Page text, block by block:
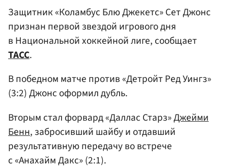
Защитник «Коламбус Блю Джекетс» Сет Джонс
признан первой звездой игрового дня
в Национальной хоккейной лиге, сообщает
ТАСС.
В победном матче против «Детройт Ред Уингз»
(3:2) Джонс оформил дубль.
Вторым стал форвард «Даллас Старз»Джейми
Бенн, забросивший шайбу и отдавший
результативную передачу во встрече
с «Анахайм Дакс» (2:1).